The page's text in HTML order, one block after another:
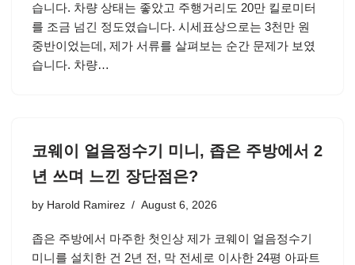
습니다. 차량 상태는 좋았고 주행거리도 20만 킬로미터
를 조금 넘긴 정도였습니다. 시세표상으로는 3천만 원
중반이었는데, 제가 서류를 살펴보는 순간 문제가 보였
습니다. 차량…
코웨이 얼음정수기 미니, 좁은 주방에서 2
년 쓰며 느낀 장단점은?
by Harold Ramirez August 6, 2026
좁은 주방에서 마주한 첫인상 제가 코웨이 얼음정수기
미니를 설치한 건 2년 전, 막 전세로 이사한 24평 아파트